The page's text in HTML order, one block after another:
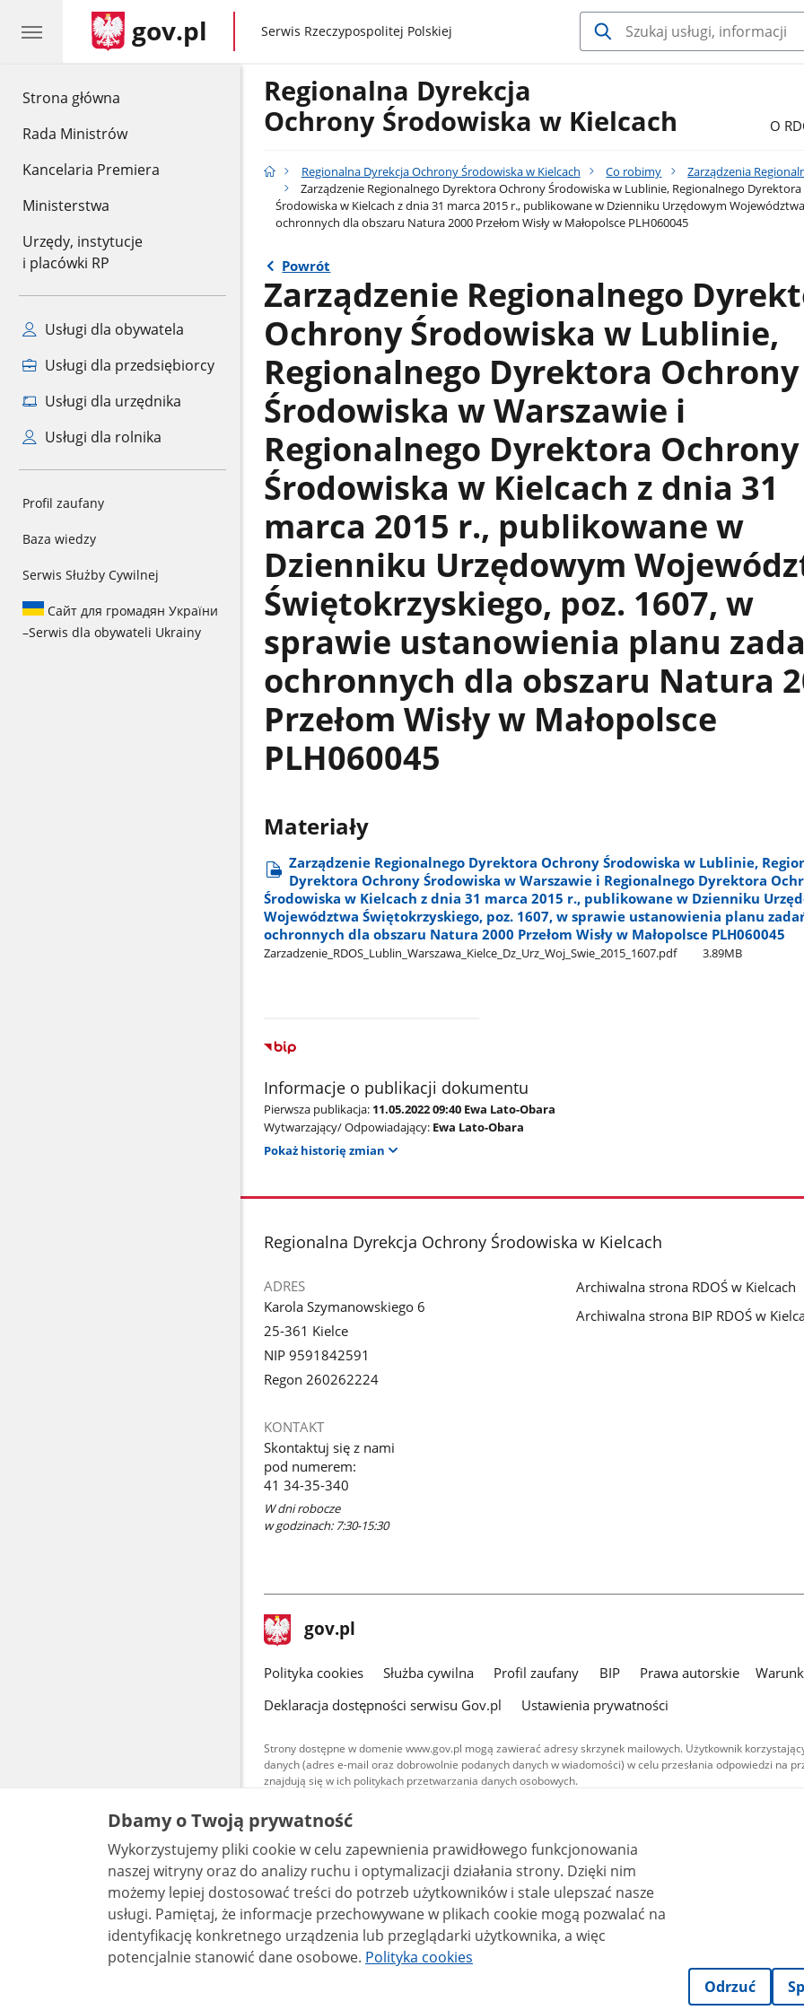
Strona główna
Rada Ministrów
Kancelaria Premiera
Ministerstwa
Urzędy, instytucje
i placówki RP
Usługi dla obywatela
Usługi dla przedsiębiorcy
Usługi dla urzędnika
Usługi dla rolnika
Profil zaufany
Baza wiedzy
Serwis Służby Cywilnej
Сайт для громадян України
–Serwis dla obywateli Ukrainy
gov.pl gov.pl
Serwis Rzeczypospolitej Polskiej
Regionalna Dyrekcja
Ochrony Środowiska w Kielcach
O
Regionalna Dyrekcja Ochrony Środowiska w Kielcach Co robimy Zarządzenia
Zarządzenie Regionalnego Dyrektora Ochrony Środowiska w Lublinie, Regionalnego
Środowiska w Kielcach z dnia 31 marca 2015 r., publikowane w Dzienniku Urzędowym
ochronnych dla obszaru Natura 2000 Przełom Wisły w Małopolsce PLH060045
Powrót
Zarządzenie Regionalnego
Ochrony Środowiska w Lublinie,
Regionalnego Dyrektora Ochrony
Środowiska w Warszawie i
Regionalnego Dyrektora Ochrony
Środowiska w Kielcach z dnia 31
marca 2015 r., publikowane w
Dzienniku Urzędowym
Świętokrzyskiego, poz. 1607, w
sprawie ustanowienia planu
ochronnych dla obszaru Natura
Przełom Wisły w Małopolsce
PLH060045
Materiały
Zarządzenie Regionalnego Dyrektora Ochrony Środowiska w Lublinie,
Dyrektora Ochrony Środowiska w Warszawie i Regionalnego Dyrektora
Środowiska w Kielcach z dnia 31 marca 2015 r., publikowane w Dzienniku
Województwa Świętokrzyskiego, poz. 1607, w sprawie ustanowienia planu
ochronnych dla obszaru Natura 2000 Przełom Wisły w Małopolsce PLH060045
Zarzadzenie​_RDOS​_Lublin​_Warszawa​_Kielce​_Dz​_Urz​_Woj​_Swie​_2015​_1607.pdf 3.89MB
Informacje o publikacji dokumentu
Pierwsza publikacja: 11.05.2022 09:40 Ewa Lato-Obara
Wytwarzający/ Odpowiadający: Ewa Lato-Obara
Pokaż historię zmian
stopka
Regionalna Dyrekcja Ochrony Środowiska w Kielcach
ADRES
Karola Szymanowskiego 6
25-361 Kielce
NIP 9591842591
Regon 260262224
KONTAKT
Skontaktuj się z nami
pod numerem:
41 34-35-340
W dni robocze
w godzinach: 7:30-15:30
Archiwalna strona RDOŚ w Kielcach
Archiwalna strona BIP RDOŚ w
stopka
gov.pl Strona
gov.pl
gov.pl
Polityka cookies Służba cywilna Profil zaufany BIP Prawa autorskie
Deklaracja dostępności serwisu Gov.pl
Ustawienia prywatności
Strony dostępne w domenie www.gov.pl mogą zawierać adresy skrzynek mailowych. Użytkownik
danych (adres e-mail oraz dobrowolnie podanych danych w wiadomości) w celu przesłania odpowiedzi na
znajdują się w ich politykach przetwarzania danych osobowych.
Treści tekstowe publikowane w serwisie (z wyłączeniem treści audiowizualnych), są
udostępniane na licencji typu Creative Commons: uznanie autorstwa - na tych samych
warunkach 4.0 (CC BY-SA 4.0). Materiały audiowizualne, w tym zdjęcia, materiały audio i wideo,
są udostępniane na licencji typu Creative Commons: uznanie autorstwa użycie niekomercyjne -
bez utworów zależnych 4.0 (CC BY-NC-ND 4.0), o ile nie jest to stwierdzone inaczej.
Dbamy o Twoją prywatność
Wykorzystujemy pliki cookie w celu zapewnienia prawidłowego funkcjonowania
naszej witryny oraz do analizy ruchu i optymalizacji działania strony. Dzięki nim
możemy lepiej dostosować treści do potrzeb użytkowników i stale ulepszać nasze
usługi. Pamiętaj, że informacje przechowywane w plikach cookie mogą pozwalać na
identyfikację konkretnego urządzenia lub przeglądarki użytkownika, a więc
potencjalnie stanowić dane osobowe. Polityka cookies
Odrzuć